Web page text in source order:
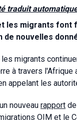
traduit
les migrants font
de nouvelles
migrants
à travers
appelant les
nouveau rapport
OIM et le